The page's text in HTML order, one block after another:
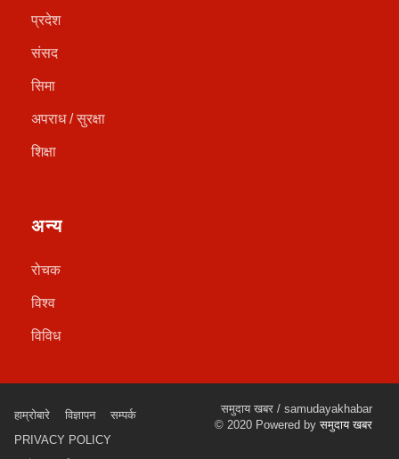
प्रदेश
संसद
सिमा
अपराध / सुरक्षा
शिक्षा
अन्य
रोचक
विश्व
विविध
हाम्रोबारे विज्ञापन
सम्पर्क
PRIVACY POLICY
समुदाय खबर / samudayakhabar
© 2020 Powered byसमुदाय खबर